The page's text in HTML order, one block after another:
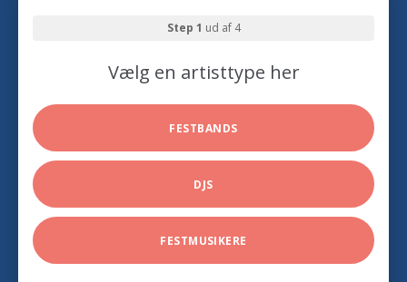
Step 1 ud af 4
Vælg en artisttype her
FESTBANDS
DJS
FESTMUSIKERE